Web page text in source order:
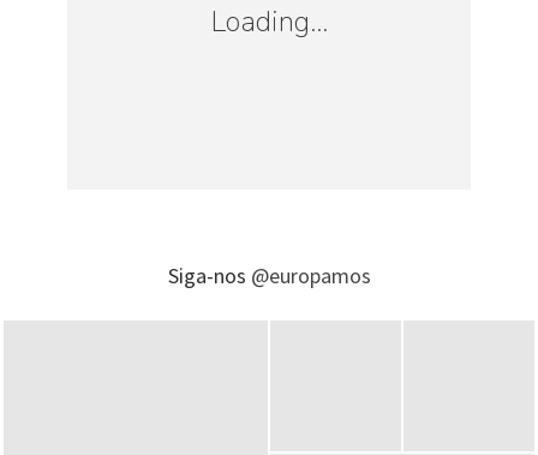
Loading...
Siga-nos @europamos